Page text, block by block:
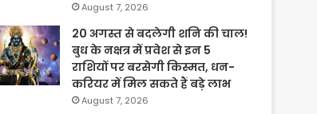
August 7, 2026
20 अगस्त से बदलेगी शनि की चाल!
बुध के नक्षत्र में प्रवेश से इन 5
राशियों पर बरसेगी किस्मत, धन-
करियर में मिल सकते हैं बड़े लाभ
August 7, 2026